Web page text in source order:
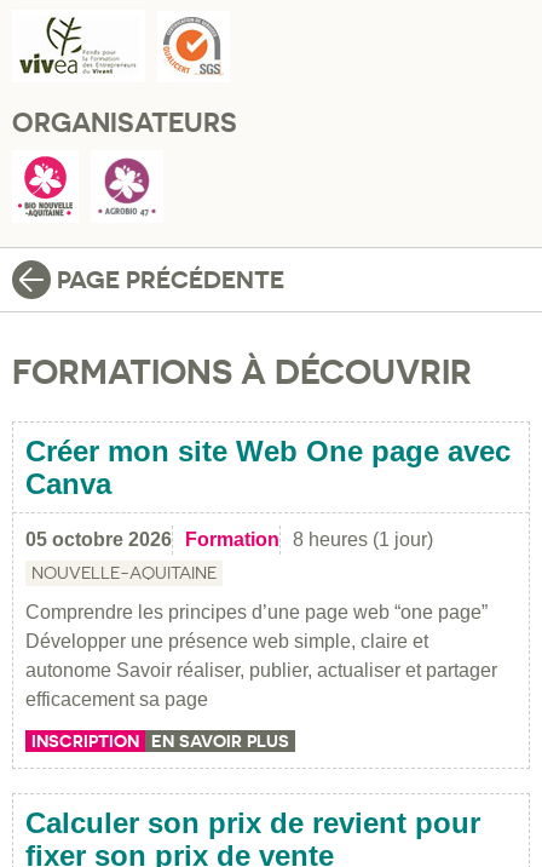
ORGANISATEURS
PAGE PRÉCÉDENTE
FORMATIONS À DÉCOUVRIR
Créer mon site Web One page avec
Canva
05 octobre 2026 Formation 8 heures (1 jour)
NOUVELLE-AQUITAINE
Comprendre les principes d’une page web “one page”
Développer une présence web simple, claire et
autonome Savoir réaliser, publier, actualiser et partager
efficacement sa page
INSCRIPTION EN SAVOIR PLUS
Calculer son prix de revient pour
fixer son prix de vente